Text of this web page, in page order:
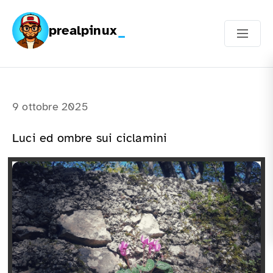
prealpinux
9 ottobre 2025
Luci ed ombre sui ciclamini